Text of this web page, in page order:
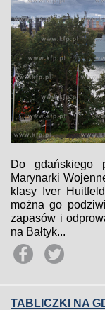
Do gdańskiego
Marynarki
klasy Iver
można go
zapasów i
na Bałtyk...
TABLICZKI NA